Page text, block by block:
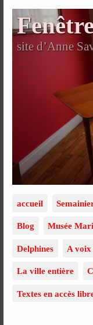
site d’Anne
accueil
Blog Musée
Delphines A voix
La ville entière
Textes en accès